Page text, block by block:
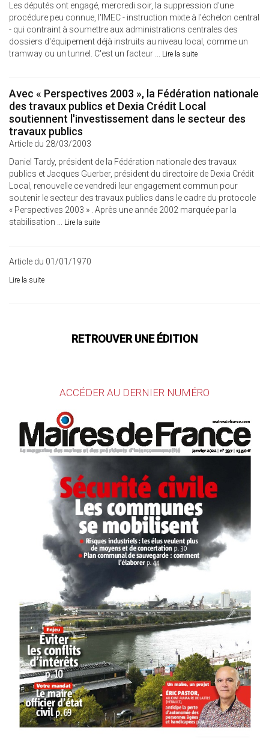
Les députés ont engagé, mercredi soir, la suppression d'une
procédure peu connue, l'IMEC - instruction mixte à l'échelon central
- qui contraint à soumettre aux administrations centrales des
dossiers d'équipement déjà instruits au niveau local, comme un
tramway ou un tunnel. C'est un facteur ... Lire la suite
Avec « Perspectives 2003 », la Fédération nationale
des travaux publics et Dexia Crédit Local
soutiennent l'investissement dans le secteur des
travaux publics
Article du 28/03/2003
Daniel Tardy, président de la Fédération nationale des travaux
publics et Jacques Guerber, président du directoire de Dexia Crédit
Local, renouvelle ce vendredi leur engagement commun pour
soutenir le secteur des travaux publics dans le cadre du protocole
« Perspectives 2003 » . Après une année 2002 marquée par la
stabilisation ... Lire la suite
Article du 01/01/1970
Lire la suite
RETROUVER UNE ÉDITION
ACCÉDER AU DERNIER NUMÉRO